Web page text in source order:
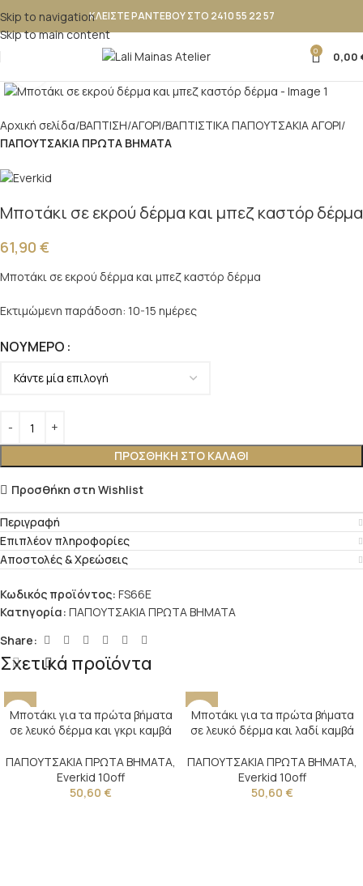
Skip to navigation
Skip to main content
ΚΛΕΙΣΤΕ ΡΑΝΤΕΒΟΥ ΣΤΟ 2410 55 22 57
0 0,00
Αρχική σελίδα ΒΑΠΤΙΣΗ ΑΓΟΡΙ ΒΑΠΤΙΣΤΙΚΑ ΠΑΠΟΥΤΣAKIA ΑΓΟΡΙ
ΠΑΠΟΥΤΣΑΚΙΑ ΠΡΩΤΑ ΒΗΜΑΤΑ
Μποτάκι σε εκρού δέρμα και μπεζ καστόρ δέρμα
61,90 €
Μποτάκι σε εκρού δέρμα και μπεζ καστόρ δέρμα
Εκτιμώμενη παράδοση: 10-15 ημέρες
ΝΟΎΜΕΡΟ
ΠΡΟΣΘΉΚΗ ΣΤΟ ΚΑΛΆΘΙ
Προσθήκη στη Wishlist
Περιγραφή
Επιπλέον πληροφορίες
Αποστολές & Χρεώσεις
Κωδικός προϊόντος: FS66E
Κατηγορία: ΠΑΠΟΥΤΣΑΚΙΑ ΠΡΩΤΑ ΒΗΜΑΤΑ
Share:
Σχετικά προϊόντα
Μποτάκι για τα πρώτα βήματα
σε λευκό δέρμα και γκρι καμβά
ΠΑΠΟΥΤΣΑΚΙΑ ΠΡΩΤΑ ΒΗΜΑΤΑ,
Everkid 10off
50,60 €
Μποτάκι για τα πρώτα βήματα
σε λευκό δέρμα και λαδί καμβά
ΠΑΠΟΥΤΣΑΚΙΑ ΠΡΩΤΑ ΒΗΜΑΤΑ,
Everkid 10off
50,60 €